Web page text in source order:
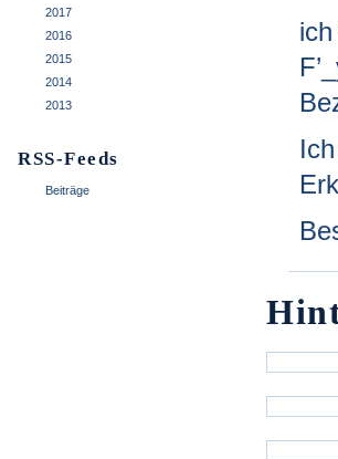
2017
2016
2015
2014
2013
RSS-Feeds
Beiträge